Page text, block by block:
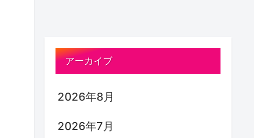
アーカイブ
2026年8月
2026年7月